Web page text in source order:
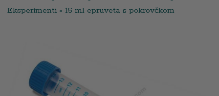
Eksperimenti » 15 ml epruveta s pokrovčkom